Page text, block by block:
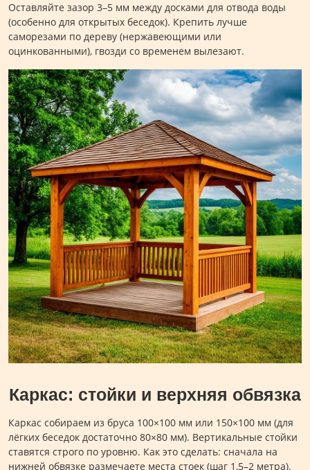
Оставляйте зазор 3–5 мм между досками для отвода воды
(особенно для открытых беседок). Крепить лучше
саморезами по дереву (нержавеющими или
оцинкованными), гвозди со временем вылезают.
Каркас: стойки и верхняя обвязка
Каркас собираем из бруса 100×100 мм или 150×100 мм (для
лёгких беседок достаточно 80×80 мм). Вертикальные стойки
ставятся строго по уровню. Как это сделать: сначала на
нижней обвязке размечаете места стоек (шаг 1,5–2 метра).